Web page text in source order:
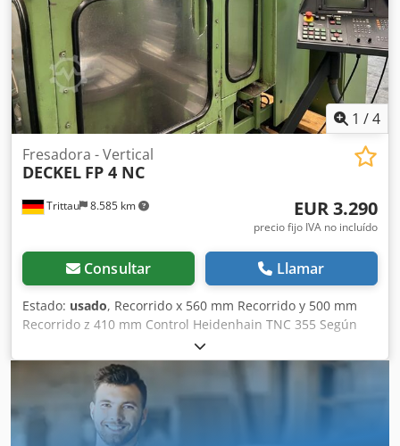
1 /4
Trittau 8.585 km
Fresadora - Vertical
DECKEL FP 4 NC
EUR 3.290
precio fijo IVA no incluído
Consultar Llamar
Estado: usado, Recorrido x 560 mm Recorrido y 500 mm
Recorrido z 410 mm Control Heidenhain TNC 355 Según
nuestra opinión, la máquina se encuentra en buen estado
de uso y se puede inspeccionar bajo tensión previa cita.
Los accesorios, herramientas y dispositivos de sujeción
mostrados solo se incluyen si esto se indica en la
información adicional. Dedpfx Aozq Hlledwjkr ¡Sujeto a
cambios y errores en los datos técnicos y la información